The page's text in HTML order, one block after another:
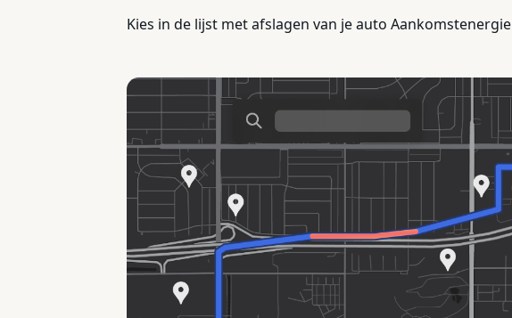
Kies in de lijst met afslagen van je auto